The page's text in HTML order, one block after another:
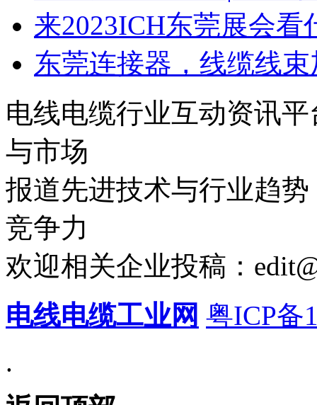
来2023ICH东莞展会
东莞连接器，线缆线
电线电缆行业互动资讯
与市场
报道先进技术与行业趋
竞争力
欢迎相关企业投稿：
电线电缆工业网 粤ICP备
.